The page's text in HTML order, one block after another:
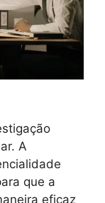
A
que a
eficaz